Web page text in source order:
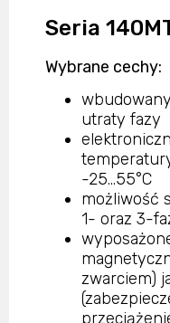
Seria
Wybrane cechy:
utraty fazy
-25…55°C
możliwość
1- oraz 3-
zwarciem)